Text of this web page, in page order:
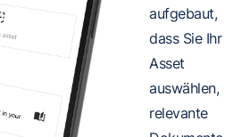
aufgebaut,
dass Sie Ihr
Asset
auswählen,
relevante